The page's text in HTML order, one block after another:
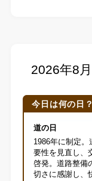
今日は何の日？